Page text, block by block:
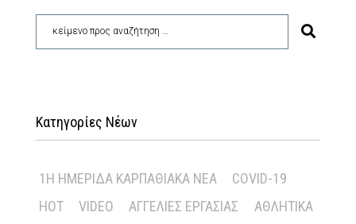
Κατηγορίες Νέων
1Η ΗΜΕΡΊΔΑ ΚΑΡΠΑΘΙΑΚΆ ΝΈΑ
COVID-19
HOT
VIDEO ΑΓΓΕΛΊΕΣ ΕΡΓΑΣΊΑΣ
ΑΘΛΗΤΙΚΆ